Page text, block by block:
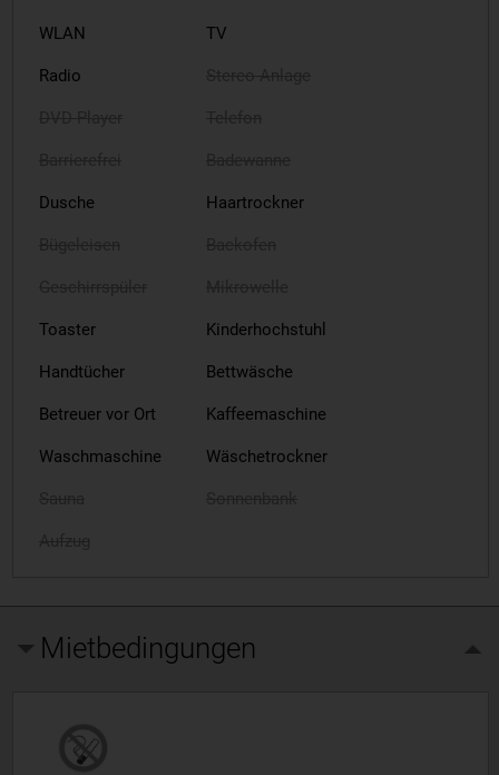
WLAN TV
Radio
Dusche Haartrockner
Toaster Kinderhochstuhl
Handtücher Bettwäsche
Betreuer vor Ort Kaffeemaschine
Waschmaschine Wäschetrockner
Mietbedingungen